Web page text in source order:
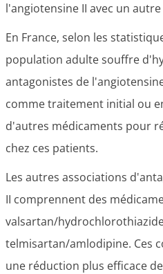
l'angiotensine II avec un
En France, selon les
population adulte souffre
antagonistes de
comme traitement initial ou
d'autres médicaments pour
chez ces patients.
Les autres associations
II comprennent des
valsartan/
telmisartan/amlodipine. Ces
une réduction plus efficace